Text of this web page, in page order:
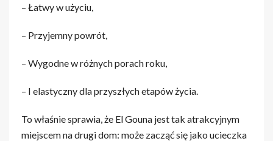
– Łatwy w użyciu,
– Przyjemny powrót,
– Wygodne w różnych porach roku,
– I elastyczny dla przyszłych etapów życia.
To właśnie sprawia, że El Gouna jest tak atrakcyjnym
miejscem na drugi dom: może zacząć się jako ucieczka